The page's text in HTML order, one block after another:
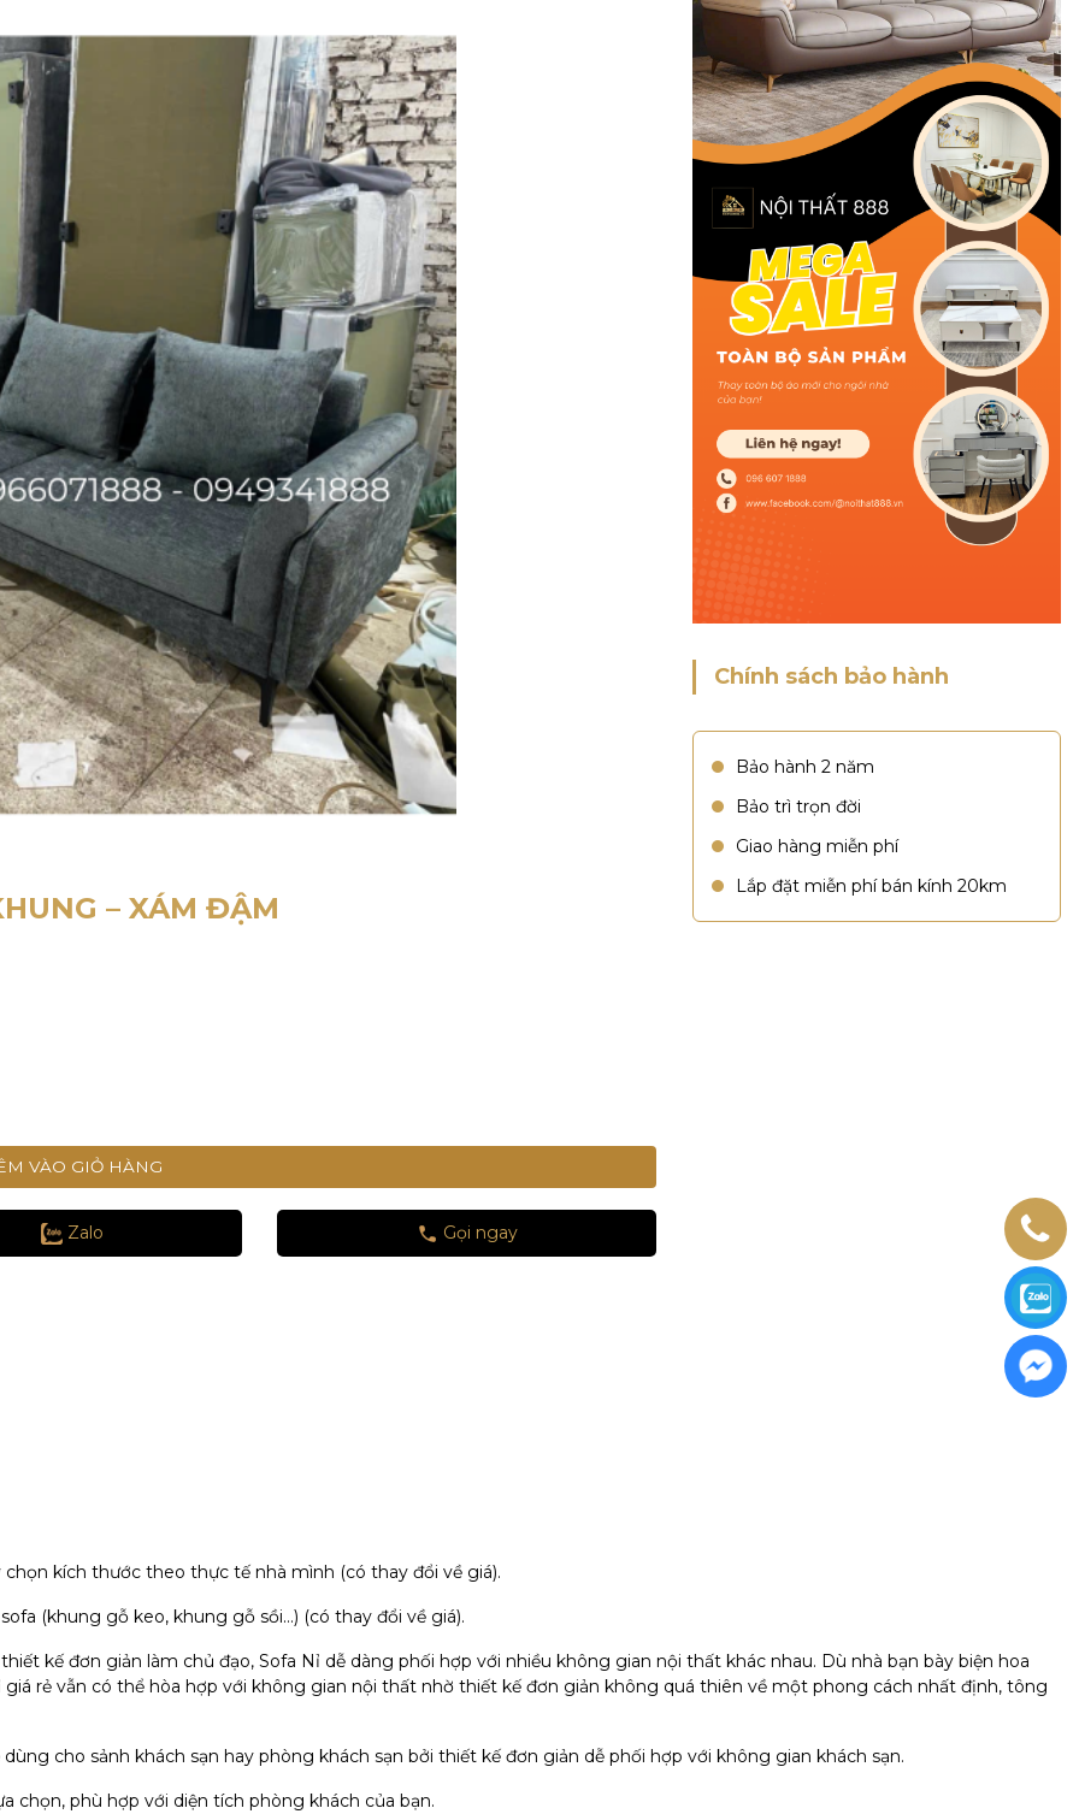
– XÁM ĐẬM
VÀO GIỎ HÀNG
Zalo Gọi ngay
Chính sách bảo hành
Bảo hành 2 năm
Bảo trì trọn đời
Giao hàng miễn phí
Lắp đặt miễn phí bán kính 20km
kích thước theo thực tế nhà mình (có thay đổi về giá).
(khung gỗ keo, khung gỗ sồi…) (có thay đổi về giá).​
kế đơn giản làm chủ đạo, Sofa Nỉ dễ dàng phối hợp với nhiều không gian nội thất khác nhau. Dù nhà bạn bày biện hoa
rẻ vẫn có thể hòa hợp với không gian nội thất nhờ thiết kế đơn giản không quá thiên về một phong cách nhất định, tông
cho sảnh khách sạn hay phòng khách sạn bởi thiết kế đơn giản dễ phối hợp với không gian khách sạn.​
chọn, phù hợp với diện tích phòng khách của bạn.